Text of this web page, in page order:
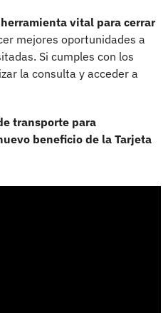
vital para cerrar
mejores oportunidades a
Si cumples con los
la consulta y acceder a
transporte para
beneficio de la Tarjeta